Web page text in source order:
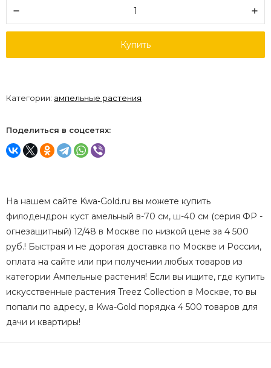
Купить
Категории: ампельные растения
Поделиться в соцсетях:
На нашем сайте Kwa-Gold.ru вы можете купить
филодендрон куст амельный в-70 см, ш-40 см (серия ФР -
огнезащитный) 12/48 в Москве по низкой цене за 4 500
руб.! Быстрая и не дорогая доставка по Москве и России,
оплата на сайте или при получении любых товаров из
категории Ампельные растения! Если вы ищите, где купить
искусственные растения Treez Collection в Москве, то вы
попали по адресу, в Kwa-Gold порядка 4 500 товаров для
дачи и квартиры!